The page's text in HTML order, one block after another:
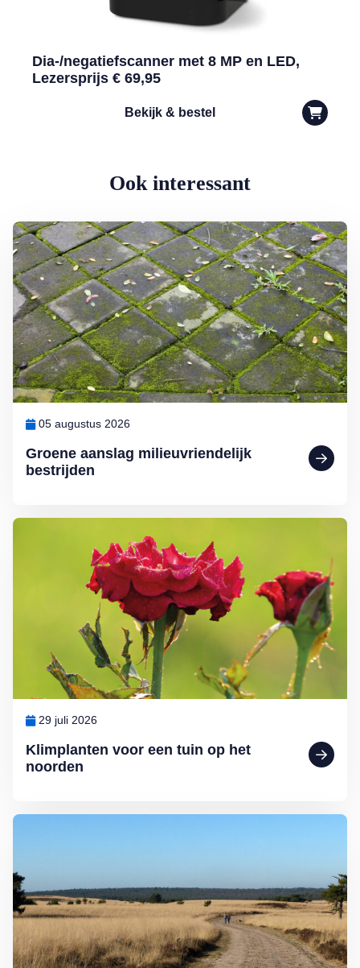
Dia-/negatiefscanner met 8 MP en LED,
Lezersprijs € 69,95
Bekijk & bestel
Ook interessant
Groene aanslag milieuvriendelijk
bestrijden
05 augustus 2026
Lees meer over Groene aanslag milieuvriendelijk bestrijden
Klimplanten voor een tuin op het
noorden
29 juli 2026
Lees meer over Klimplanten voor een tuin op het noorden
Lees meer over Ontdek Nederland: mooie fietspaden en